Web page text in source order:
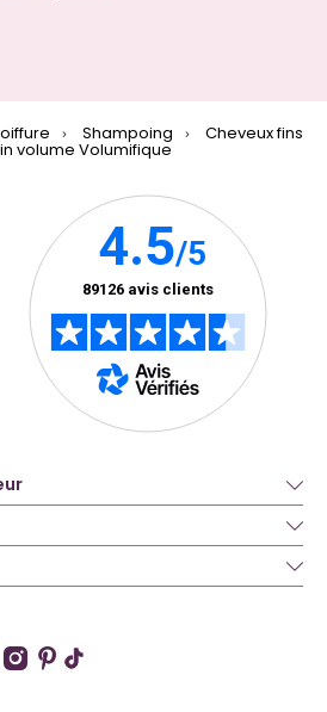
Shampoing Cheveux fins
volume Volumifique